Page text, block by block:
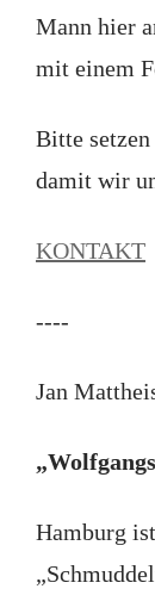
Mann hier
mit einem
Bitte
damit wir
KONTAKT
----
Jan
Hamburg